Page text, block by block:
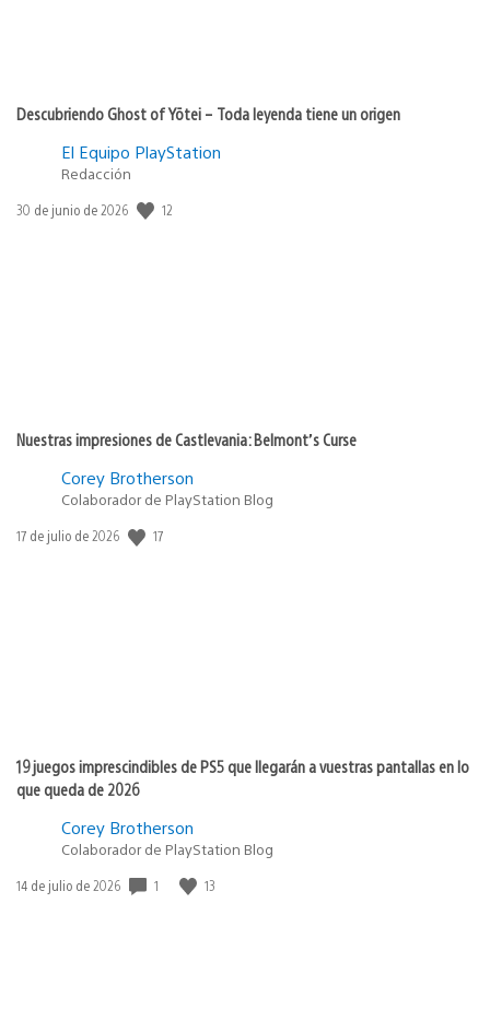
Descubriendo Ghost of Yōtei – Toda leyenda tiene un origen
El Equipo PlayStation
Redacción
Fecha
30 de junio de 2026 12
Nuestras impresiones de Castlevania: Belmont’s Curse
Corey Brotherson
Colaborador de PlayStation Blog
Fecha
17 de julio de 2026 17
19 juegos imprescindibles de PS5 que llegarán a vuestras pantallas en lo
que queda de 2026
Corey Brotherson
Colaborador de PlayStation Blog
Fecha
14 de julio de 2026 1 13